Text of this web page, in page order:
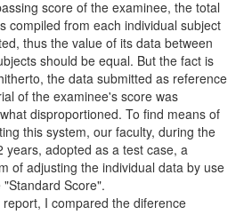
score of the examinee, the total
compiled from each individual subject
thus the value of its data between
should be equal. But the fact is
the data submitted as reference
of the examinee's score was
disproportioned. To find means of
this system, our faculty, during the
years, adopted as a test case, a
of adjusting the individual data by use
"Standard Score".
report, I compared the diference